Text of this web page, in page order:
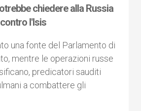
chiedere alla Russia
l'Isis
una fonte del Parlamento di
mentre le operazioni russe
predicatori sauditi
a combattere gli